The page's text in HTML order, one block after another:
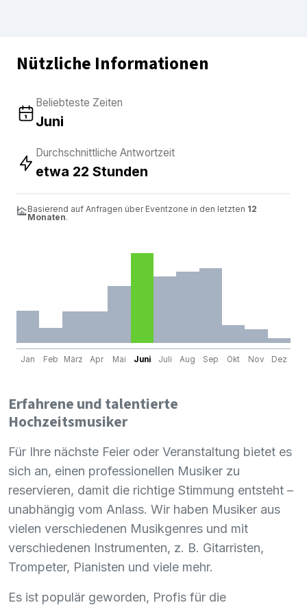
Nützliche Informationen
Beliebteste Zeiten
Juni
Durchschnittliche Antwortzeit
etwa 22 Stunden
Basierend auf Anfragen über Eventzone in den letzten 12
Monaten.
Jan Feb März Apr Mai Juni Juli Aug Sep Okt Nov Dez
Erfahrene und talentierte
Hochzeitsmusiker
Für Ihre nächste Feier oder Veranstaltung bietet es
sich an, einen professionellen Musiker zu
reservieren, damit die richtige Stimmung entsteht –
unabhängig vom Anlass. Wir haben Musiker aus
vielen verschiedenen Musikgenres und mit
verschiedenen Instrumenten, z. B. Gitarristen,
Trompeter, Pianisten und viele mehr.
Es ist populär geworden, Profis für die